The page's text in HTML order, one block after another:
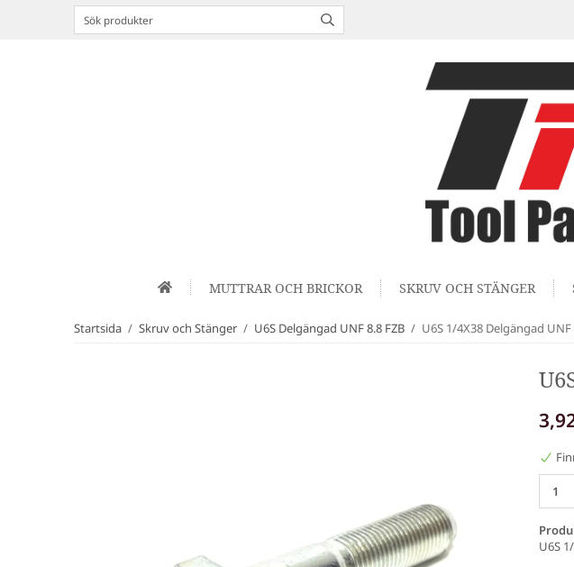
MUTTRAR OCH BRICKOR SKRUV OCH STÄNGER
Startsida / Skruv och Stänger / U6S Delgängad UNF 8.8 FZB / U6S 1/4X38 Delgängad UNF
U6S